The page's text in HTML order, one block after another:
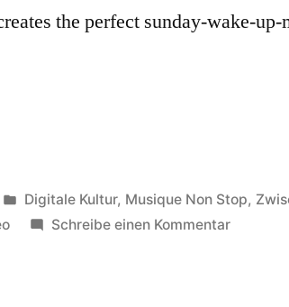
the perfect sunday-wake-
Veröffentlicht
in
Digitale Kultur, Musique Non Stop,
Schreibe einen Kommentarzu